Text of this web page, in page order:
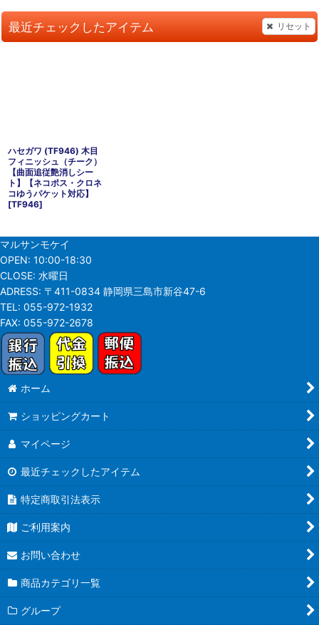
最近チェックしたアイテム リセット
ハセガワ (TF946) 木目
フィニッシュ（チーク）
【曲面追従艶消しシー
ト】【ネコポス・クロネ
コゆうパケット対応】
[TF946]
マルサンモケイ
OPEN: 10:00-18:30
CLOSE: 水曜日
ADRESS: 〒411-0834 静岡県三島市新谷47-6
TEL: 055-972-1932
FAX: 055-972-2678
ホーム
ショッピングカート
マイページ
最近チェックしたアイテム
特定商取引法表示
ご利用案内
お問い合わせ
商品カテゴリ一覧
グループ